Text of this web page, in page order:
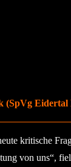
Eidertal
kritische
von uns“,